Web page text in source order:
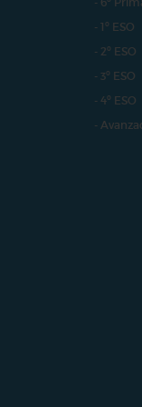
- 1º ESO
- 2º ESO
- 3º ESO
- 4º ESO
-